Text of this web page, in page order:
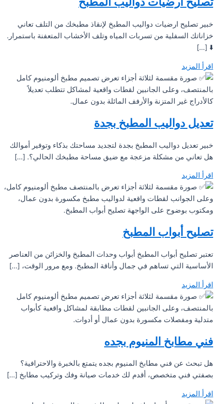
خبير تصليح ارضيات دواليب المطبخ لإنقاذ مطبخك من التلف تعاني
خزاناتك السفلية من تسربات المياه وتلف الأخشاب المتعفنة باستمرار.
⬇️ […]
اقرأ المزيد
تعديل دواليب المطبخ بجدة
خبير تعديل دواليب المطبخ بجدة لتجديد مساحتك بذكاء وتوفير أموالك
هل تعاني من مشكلة مزعجة مع ضيق مساحة مطبخك الحالي؟. […]
اقرأ المزيد
تصليح أبواب المطبخ
تعتبر تصليح أبواب المطبخ أبواب وحدات المطبخ والخزائن من العناصر
الأساسية التي تساهم في جمال وأناقة المطبخ. ومع مرور الوقت، […]
اقرأ المزيد
فني مطابخ المنيوم بجده
هل تبحث عن فني مطابخ المنيوم بجده يتمتع بالخبرة والاحترافية؟
بصفتي فني متخصص، أقدم لك خدمات صيانة وفك وتركيب مطابخ […]
اقرأ المزيد